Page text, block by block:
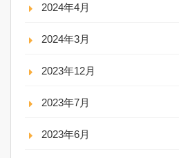
2024年4月
2024年3月
2023年12月
2023年7月
2023年6月